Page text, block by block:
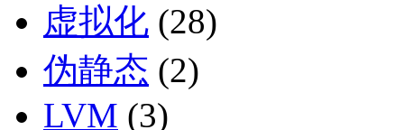
虚拟化 (28)
伪静态 (2)
LVM (3)